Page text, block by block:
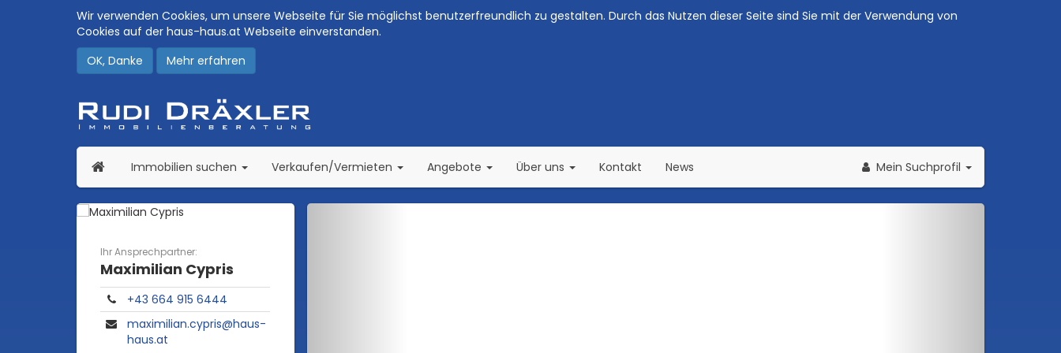
Wir verwenden Cookies, um unsere Webseite für Sie möglichst benutzerfreundlich zu gestalten. Durch das Nutzen dieser Seite sind Sie mit der Verwendung von
Cookies auf der haus-haus.at Webseite einverstanden.
OK, Danke
Mehr erfahren
Immobilien suchen (current)Verkaufen/Vermieten (current)Angebote Über uns (current)Kontakt News Mein Suchprofil
Weiter
Ihr Ansprechpartner:
Maximilian Cypris
+43 664 915 6444
maximilian.cypris@haus-
haus.at